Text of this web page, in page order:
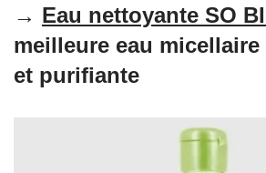
→ Eau nettoyante SO
meilleure eau
et purifiante